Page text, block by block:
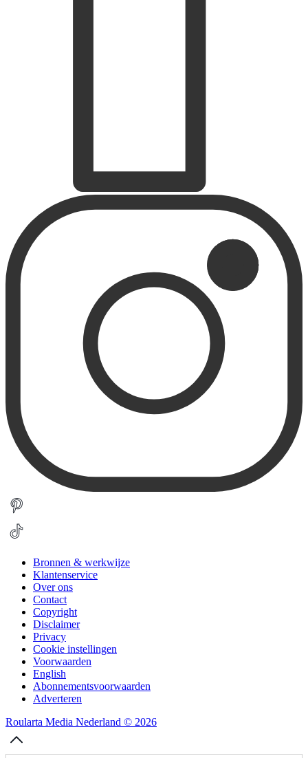
Bronnen & werkwijze
Klantenservice
Over ons
Contact
Copyright
Disclaimer
Privacy
Cookie instellingen
Voorwaarden
English
Abonnementsvoorwaarden
Adverteren
Roularta Media Nederland © 2026